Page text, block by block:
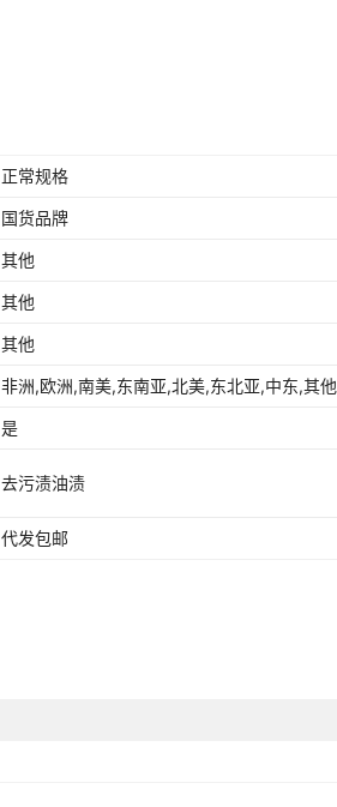
正常规格
国货品牌
其他
其他
其他
非洲,欧洲,南美,东南亚,北美,东北亚,中东,其他
是
去污渍油渍
代发包邮